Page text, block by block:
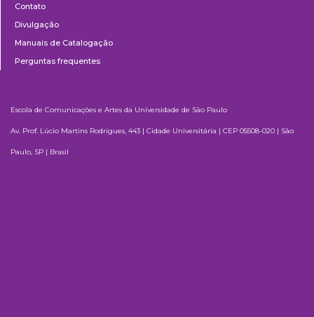
Contato
Divulgação
Manuais de Catalogação
Perguntas frequentes
Escola de Comunicações e Artes da Universidade de São Paulo
Av. Prof. Lúcio Martins Rodrigues, 443 | Cidade Universitária | CEP 05508-020 | São
Paulo, SP | Brasil